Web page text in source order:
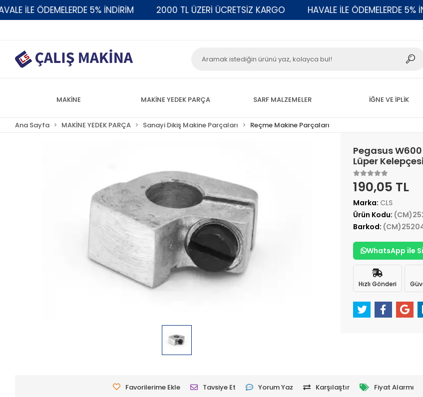
İLE ÖDEMELERDE 5% İNDİRİM 2000 TL ÜZERİ ÜCRETSİZ KARGO HAVALE İLE ÖDEMELERDE 5%
MAKİNE MAKİNE YEDEK PARÇA SARF MALZEMELER İĞNE VE İPLİK
Ana Sayfa MAKİNE YEDEK PARÇA Sanayi Dikiş Makine Parçaları Reçme Makine Parçaları
Pegasus
Lüper
190,05 TL
Marka: CLS
Ürün Kodu:
Barkod:
WhatsApp ile
Hızlı Gönderi
Favorilerime Ekle Tavsiye Et Yorum Yaz Karşılaştır Fiyat Alarmı